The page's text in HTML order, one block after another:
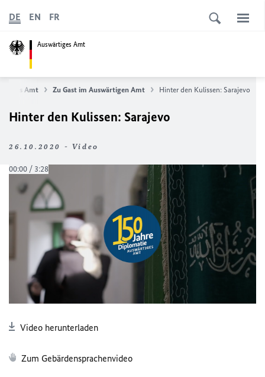
Auswärtiges Amt
DE EN FR
Amt Zu Gast im Auswärtigen Amt Hinter den Kulissen: Sarajevo
Hinter den Kulissen: Sarajevo
26.10.2020 - Video
Video herunterladen
Zum Gebärdensprachenvideo